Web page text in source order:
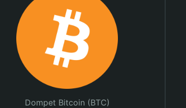
Dompet Bitcoin (BTC)